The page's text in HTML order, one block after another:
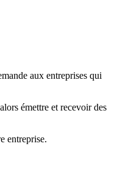
aux entreprises qui
émettre et recevoir des
entreprise.